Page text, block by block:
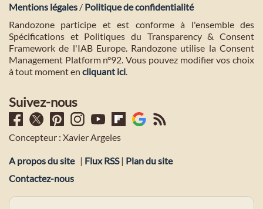
Mentions légales / Politique de confidentialité
Randozone participe et est conforme à l'ensemble des
Spécifications et Politiques du Transparency & Consent
Framework de l'IAB Europe. Randozone utilise la Consent
Management Platform n°92. Vous pouvez modifier vos choix
à tout moment en cliquant ici.
Suivez-nous
Concepteur : Xavier Argeles
A propos du site | Flux RSS| Plan du site
Contactez-nous